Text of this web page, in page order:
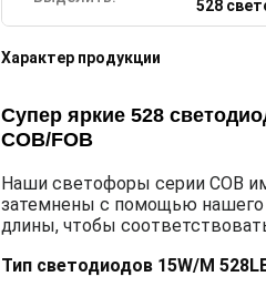
528
Характер продукции
Супер яркие 528
COB/FOB
Наши светофоры серии COB
затемнены с помощью нашего
длины, чтобы
Тип светодиодов 15W/M